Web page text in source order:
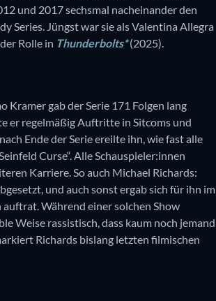
und 2017 sechsmal nacheinander den
Series. Jüngst war sie als Valentina Allegra
Rolle in Thunderbolts*(2025).
Kramer gab der Serie 171 Folgen lang
er regelmäßig Auftritte in Sitcoms und
Ende der Serie ereilte ihn, wie fast alle
Curse“. Alle Schauspieler:innen
Karriere. So auch Michael Richards:
und auch sonst ergab sich für ihn im
Während einer solchen Show
Weise rassistisch, dass kaum noch jemand
Richards bislang letzten filmischen